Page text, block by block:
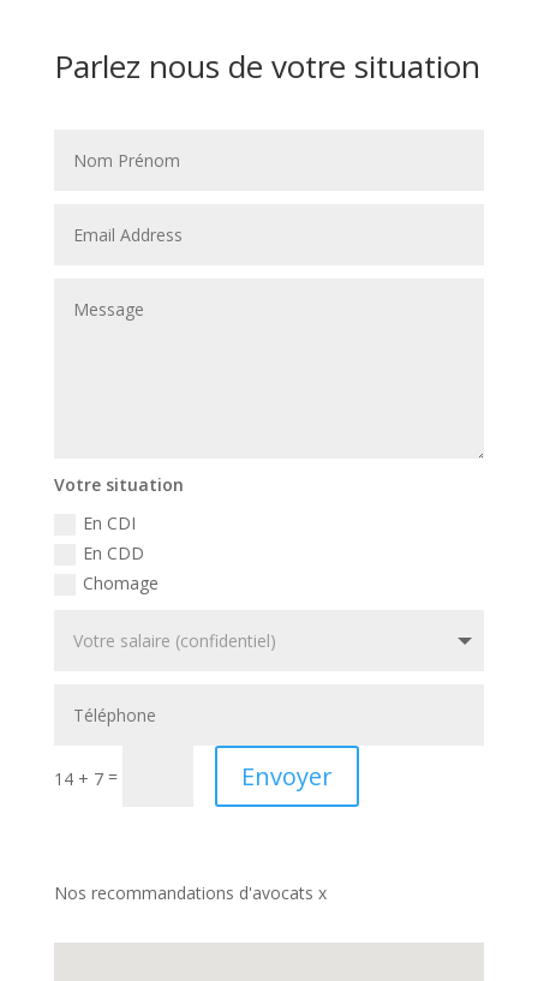
Parlez nous de votre situation
Votre situation
En CDI
En CDD
Chomage
14 + 7= Envoyer
Nos recommandations d'avocats x